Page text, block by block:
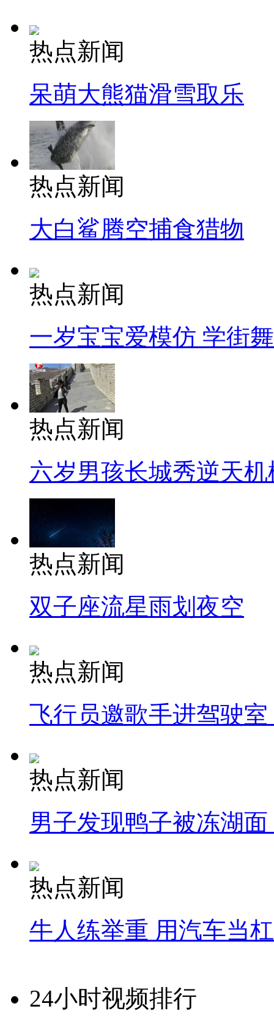
热点新闻
呆萌大熊猫滑雪取乐
热点新闻
大白鲨腾空捕食猎物
热点新闻
一岁宝宝爱模仿 学街
热点新闻
六岁男孩长城秀逆天机
热点新闻
双子座流星雨划夜空
热点新闻
飞行员邀歌手进驾驶
热点新闻
男子发现鸭子被冻湖
热点新闻
牛人练举重 用汽车当
24小时视频排行